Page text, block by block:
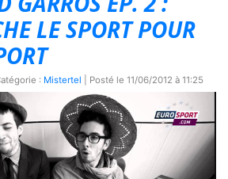
LE SPORT POUR
: Mistertel | Posté le 11/06/2012 à 11:25